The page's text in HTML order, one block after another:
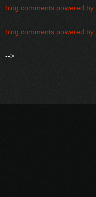
blog comments powered by
blog comments powered by
-->